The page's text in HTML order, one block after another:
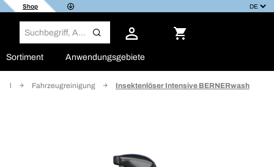
Shop
Sortiment Anwendungsgebiete
Fahrzeugreinigung Insektenlöser Intensive BERNERwash